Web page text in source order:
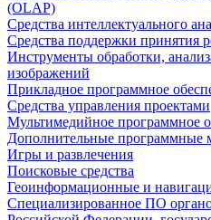
(OLAP)
Средства интеллектуального
Средства поддержки принятия
Инструменты обработки,
изображений
Прикладное программное
Средства управления проектами
Мультимедийное программное
Дополнительные программные
Игры и развлечения
Поисковые средства
Геоинформационные и
Специализированное ПО